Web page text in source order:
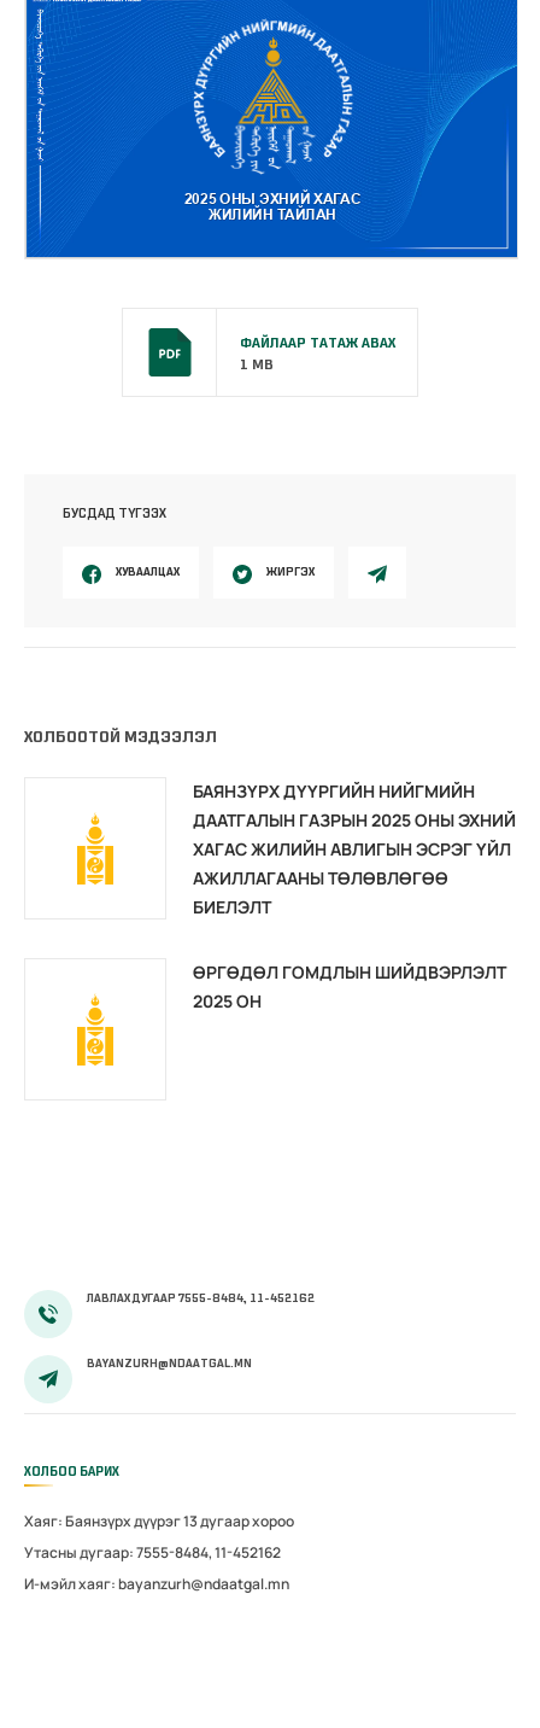
ФАЙЛААР ТАТАЖ АВАХ
1 MB
БУСДАД ТҮГЭЭХ
ХУВААЛЦАХ ЖИРГЭХ
ХОЛБООТОЙ МЭДЭЭЛЭЛ
БАЯНЗҮРХ ДҮҮРГИЙН НИЙГМИЙН
ДААТГАЛЫН ГАЗРЫН 2025 ОНЫ ЭХНИЙ
ХАГАС ЖИЛИЙН АВЛИГЫН ЭСРЭГ ҮЙЛ
АЖИЛЛАГААНЫ ТӨЛӨВЛӨГӨӨ
БИЕЛЭЛТ
ӨРГӨДӨЛ ГОМДЛЫН ШИЙДВЭРЛЭЛТ
2025 ОН
ЛАВЛАХ ДУГААР 7555-8484, 11-452162
BAYANZURH@NDAATGAL.MN
ХОЛБОО БАРИХ
Хаяг: Баянзүрх дүүрэг 13 дугаар хороо
Утасны дугаар: 7555-8484, 11-452162
И-мэйл хаяг: bayanzurh@ndaatgal.mn